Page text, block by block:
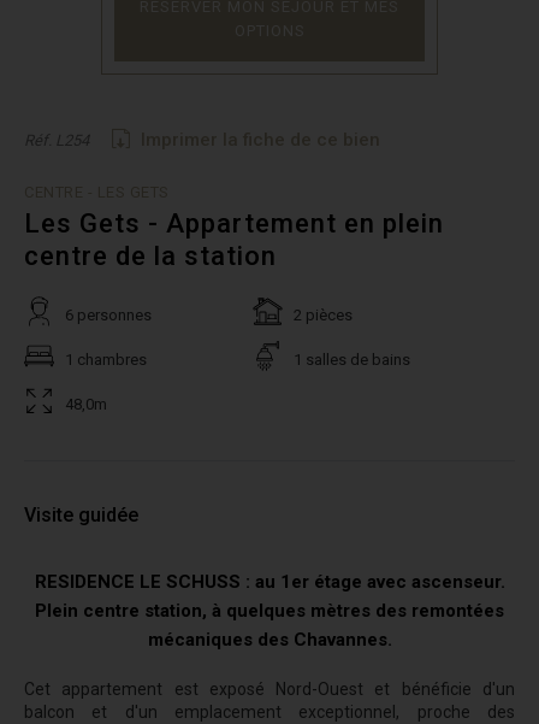
Réf. L254
Les Gets - Appartement en plein
centre de la station
6 personnes 2 pièces
1 chambres 1 salles de bains
48,0m
Visite guidée
RESIDENCE LE SCHUSS : au 1er étage avec ascenseur.
Plein centre station, à quelques mètres des remontées
mécaniques des Chavannes.
Cet appartement est exposé Nord-Ouest et bénéficie d'un
balcon et d'un emplacement exceptionnel, proche des